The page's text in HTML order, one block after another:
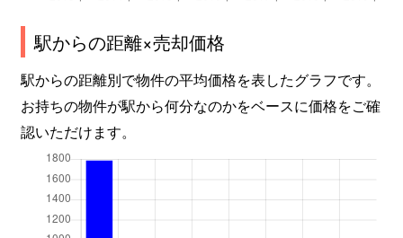
駅からの距離×売却価格
駅からの距離別で物件の平均価格を表したグラフです。
お持ちの物件が駅から何分なのかをベースに価格をご確
認いただけます。